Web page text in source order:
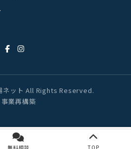
ネット All Rights Reserved.
事業再構築
無料相談 TOP